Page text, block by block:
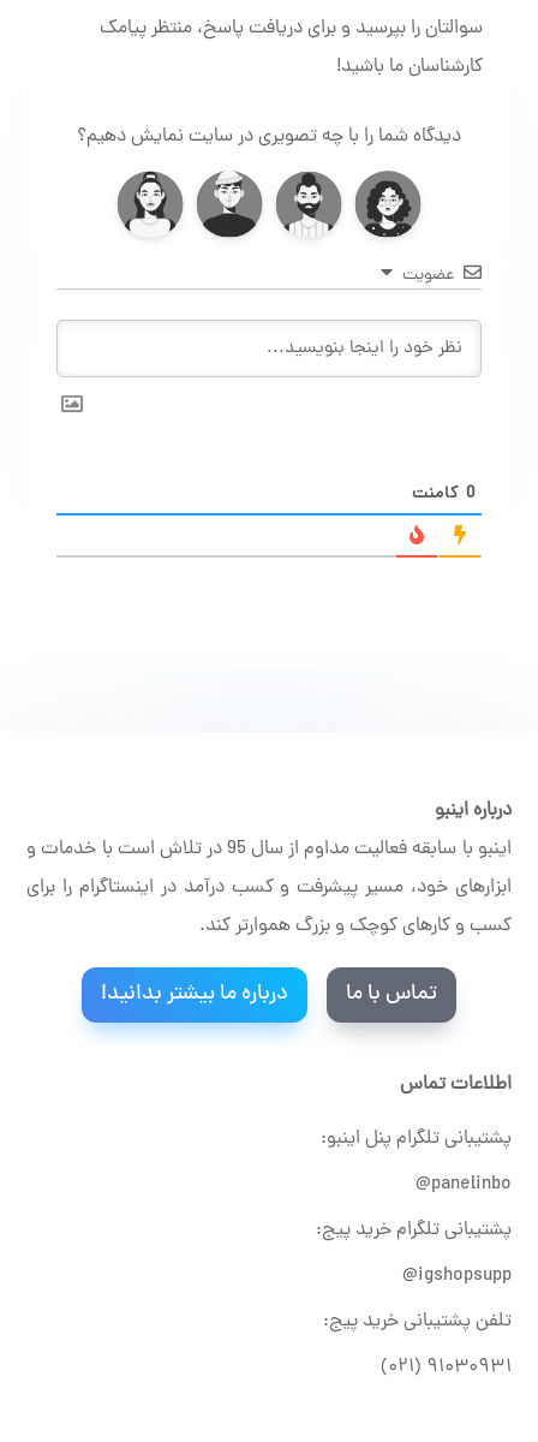
سوالتان را بپرسید و برای دریافت پاسخ، منتظر پیامک
کارشناسان ما باشید!
دیدگاه شما را با چه تصویری در سایت نمایش دهیم؟
عضویت
0 کامنت
درباره اینبو
اینبو با سابقه فعالیت مداوم از سال 95 در تلاش است با خدمات و
ابزارهای خود، مسیر پیشرفت و کسب درآمد در اینستاگرام را برای
کسب و کارهای کوچک و بزرگ هموارتر کند.
تماس با ما درباره ما بیشتر بدانید!
اطلاعات تماس
پشتیبانی تلگرام پنل اینبو:
panelinbo@
پشتیبانی تلگرام خرید پیج:
igshopsupp@
تلفن پشتیبانی خرید پیج:
۹۱۰۳۰۹۳۱ (۰۲۱)